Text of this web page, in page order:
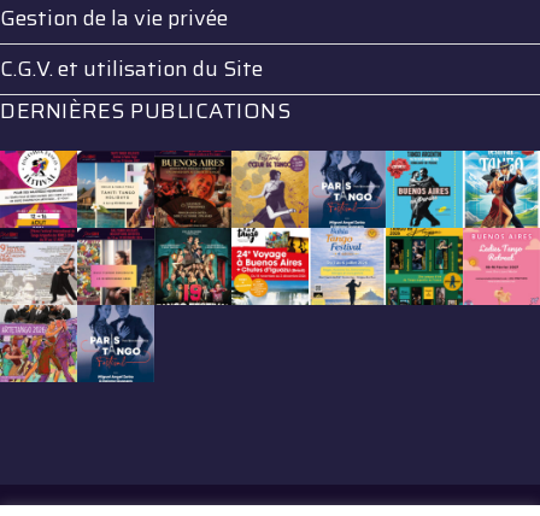
Gestion de la vie privée
C.G.V. et utilisation du Site
DERNIÈRES PUBLICATIONS